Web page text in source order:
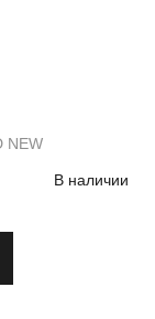
NEW
В наличии